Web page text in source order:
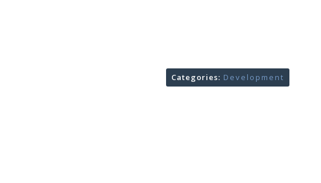
Categories: Development